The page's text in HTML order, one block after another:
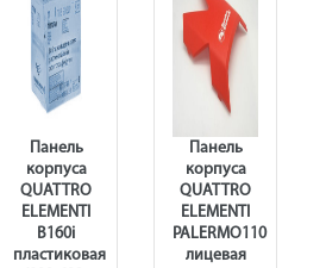
Панель
корпуса
QUATTRO
ELEMENTI
B160i
пластиковая
Панель
корпуса
QUATTRO
ELEMENTI
PALERMO110
лицевая